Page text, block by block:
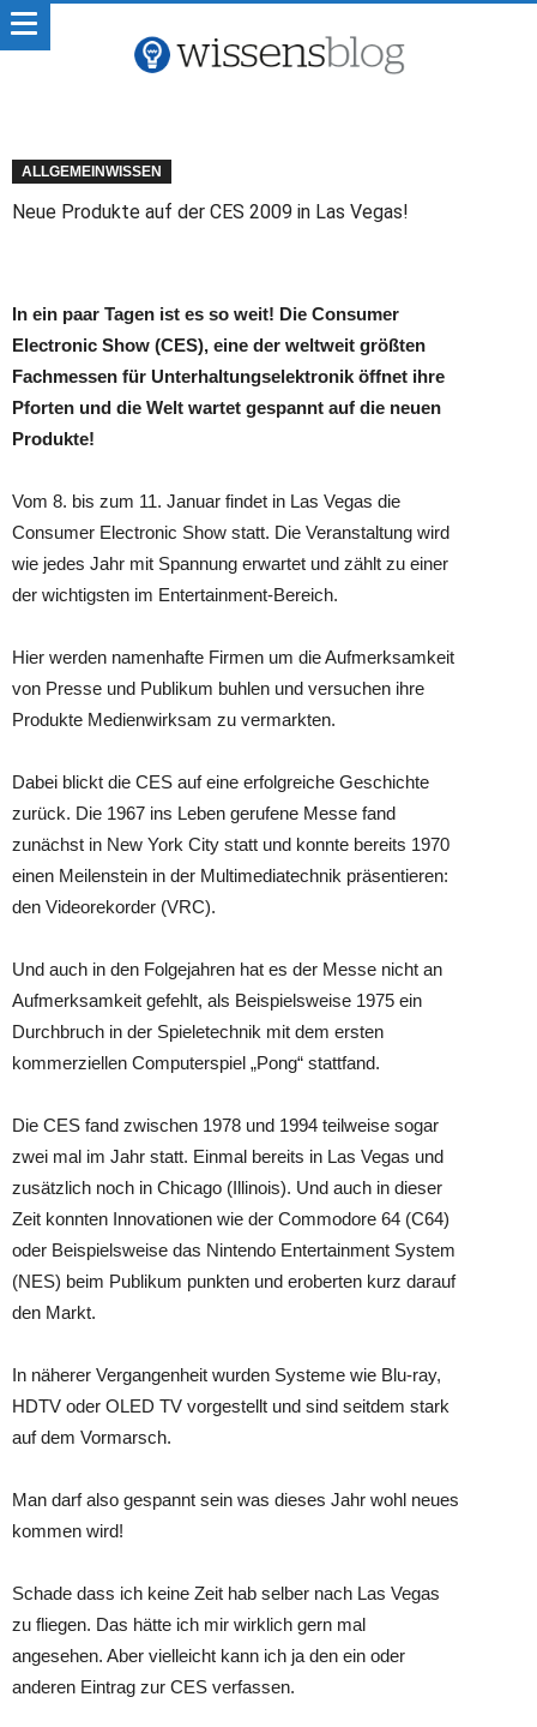
ALLGEMEINWISSEN
Neue Produkte auf der CES 2009 in Las Vegas!
In ein paar Tagen ist es so weit! Die Consumer
Electronic Show (CES), eine der weltweit größten
Fachmessen für Unterhaltungselektronik öffnet ihre
Pforten und die Welt wartet gespannt auf die neuen
Produkte!
Vom 8. bis zum 11. Januar findet in Las Vegas die
Consumer Electronic Show statt. Die Veranstaltung wird
wie jedes Jahr mit Spannung erwartet und zählt zu einer
der wichtigsten im Entertainment-Bereich.
Hier werden namenhafte Firmen um die Aufmerksamkeit
von Presse und Publikum buhlen und versuchen ihre
Produkte Medienwirksam zu vermarkten.
Dabei blickt die CES auf eine erfolgreiche Geschichte
zurück. Die 1967 ins Leben gerufene Messe fand
zunächst in New York City statt und konnte bereits 1970
einen Meilenstein in der Multimediatechnik präsentieren:
den Videorekorder (VRC).
Und auch in den Folgejahren hat es der Messe nicht an
Aufmerksamkeit gefehlt, als Beispielsweise 1975 ein
Durchbruch in der Spieletechnik mit dem ersten
kommerziellen Computerspiel „Pong“ stattfand.
Die CES fand zwischen 1978 und 1994 teilweise sogar
zwei mal im Jahr statt. Einmal bereits in Las Vegas und
zusätzlich noch in Chicago (Illinois). Und auch in dieser
Zeit konnten Innovationen wie der Commodore 64 (C64)
oder Beispielsweise das Nintendo Entertainment System
(NES) beim Publikum punkten und eroberten kurz darauf
den Markt.
In näherer Vergangenheit wurden Systeme wie Blu-ray,
HDTV oder OLED TV vorgestellt und sind seitdem stark
auf dem Vormarsch.
Man darf also gespannt sein was dieses Jahr wohl neues
kommen wird!
Schade dass ich keine Zeit hab selber nach Las Vegas
zu fliegen. Das hätte ich mir wirklich gern mal
angesehen. Aber vielleicht kann ich ja den ein oder
anderen Eintrag zur CES verfassen.